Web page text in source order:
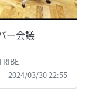
ー会議
2024/03/30 22:55